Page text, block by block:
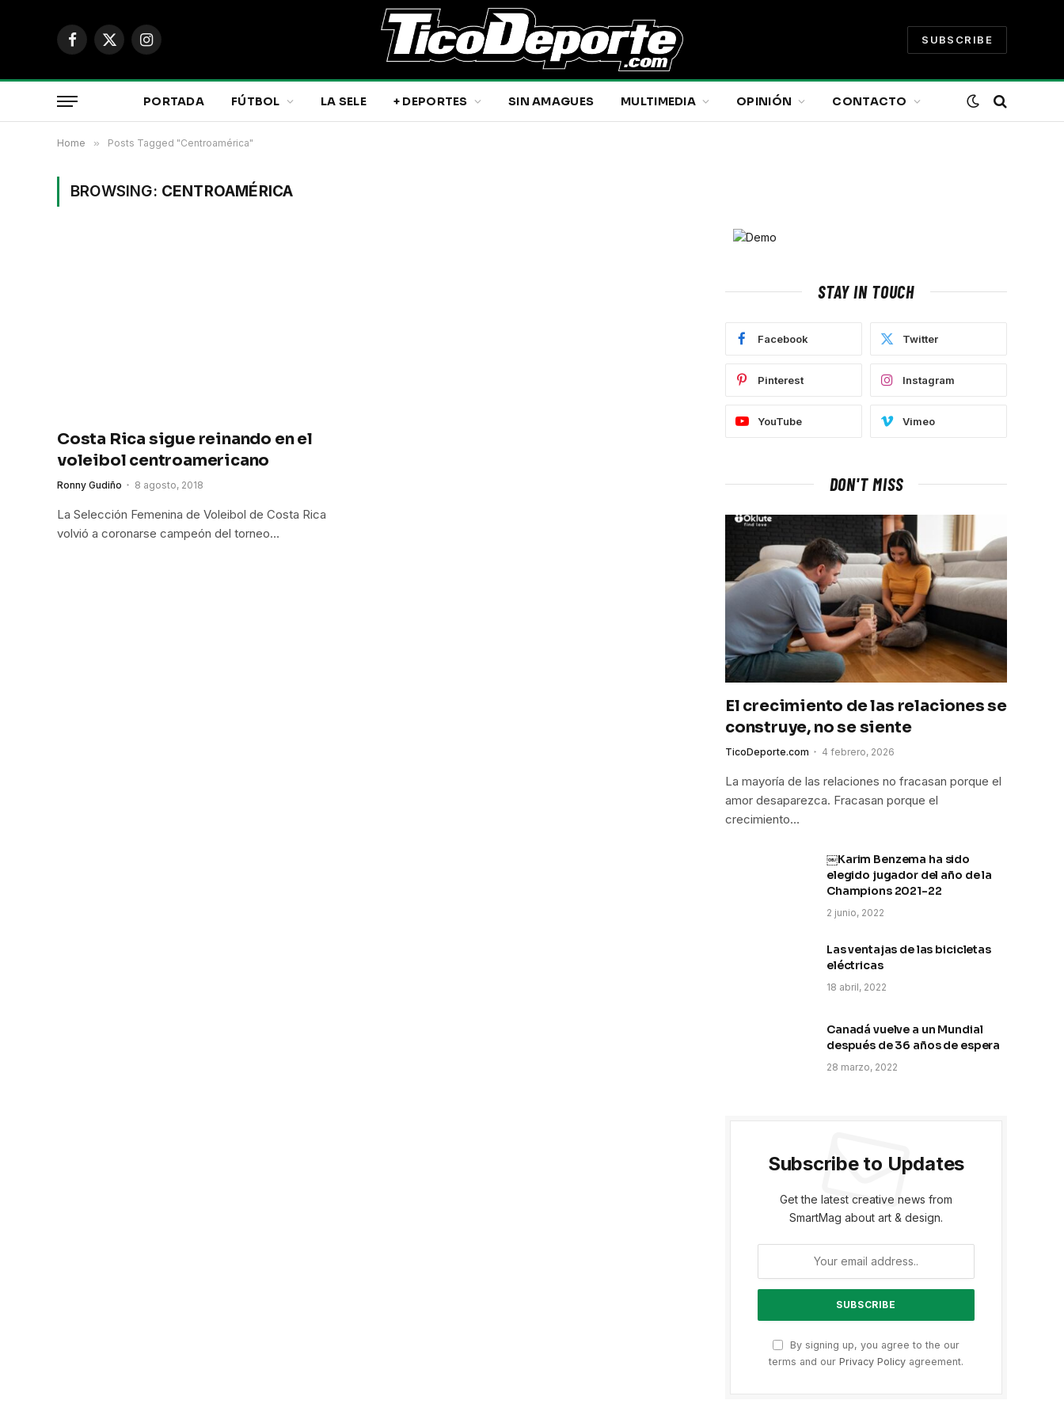
Facebook
X
Instagram
SUBSCRIBE
PORTADA FÚTBOL LA SELE + DEPORTES SIN AMAGUES MULTIMEDIA OPINIÓN CONTACTO
Home » Posts Tagged "Centroamérica"
BROWSING: CENTROAMÉRICA
Costa Rica sigue reinando en el
voleibol centroamericano
Ronny Gudiño 8 agosto, 2018
La Selección Femenina de Voleibol de Costa Rica
volvió a coronarse campeón del torneo…
STAY IN TOUCH
Facebook Twitter
Pinterest Instagram
YouTube Vimeo
DON'T MISS
El crecimiento de las relaciones se
construye, no se siente
TicoDeporte.com 4 febrero, 2026
La mayoría de las relaciones no fracasan porque el
amor desaparezca. Fracasan porque el
crecimiento…
￼Karim Benzema ha sido
elegido jugador del año de la
Champions 2021-22
2 junio, 2022
Las ventajas de las bicicletas
eléctricas
18 abril, 2022
Canadá vuelve a un Mundial
después de 36 años de espera
28 marzo, 2022
Subscribe to Updates
Get the latest creative news from
SmartMag about art & design.
By signing up, you agree to the our
terms and our Privacy Policy agreement.